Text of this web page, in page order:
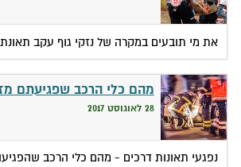
את מי תובעים במקרה של נזקי גוף עקב
מהם כלי הרכב שפגיעתם
28 לאוגוסט 2017
נפגעי תאונות דרכים - מהם כלי הרכב